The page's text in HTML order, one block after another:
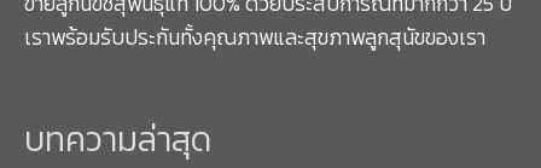
5
ค
ะ
เราพร้อมรับประกันทั้งคุณภาพและสุขภาพลูกสุนัขของเรา
บทความล่าสุด